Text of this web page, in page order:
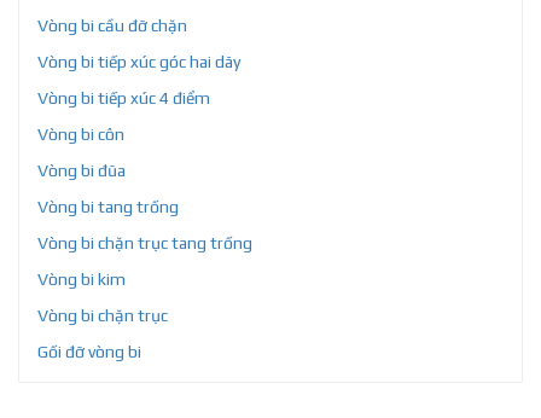
Vòng bi cầu đỡ chặn
Vòng bi tiếp xúc góc hai dãy
Vòng bi tiếp xúc 4 điểm
Vòng bi côn
Vòng bi đũa
Vòng bi tang trống
Vòng bi chặn trục tang trống
Vòng bi kim
Vòng bi chặn trục
Gối đỡ vòng bi